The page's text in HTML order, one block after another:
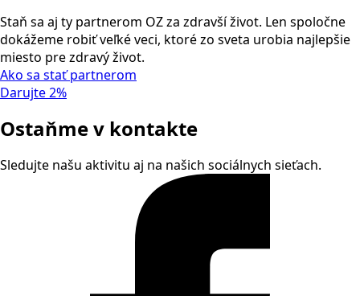
Staň sa aj ty partnerom OZ za zdravší život. Len spoločne
dokážeme robiť veľké veci, ktoré zo sveta urobia najlepšie
miesto pre zdravý život.
Ako sa stať partnerom
Darujte 2%
Ostaňme v kontakte
Sledujte našu aktivitu aj na našich sociálnych sieťach.